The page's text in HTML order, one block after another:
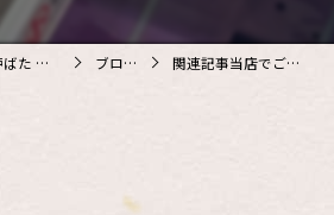
奈良市の居酒屋なら炉ばた 魚源 ブログ 関連記事当店でご利…